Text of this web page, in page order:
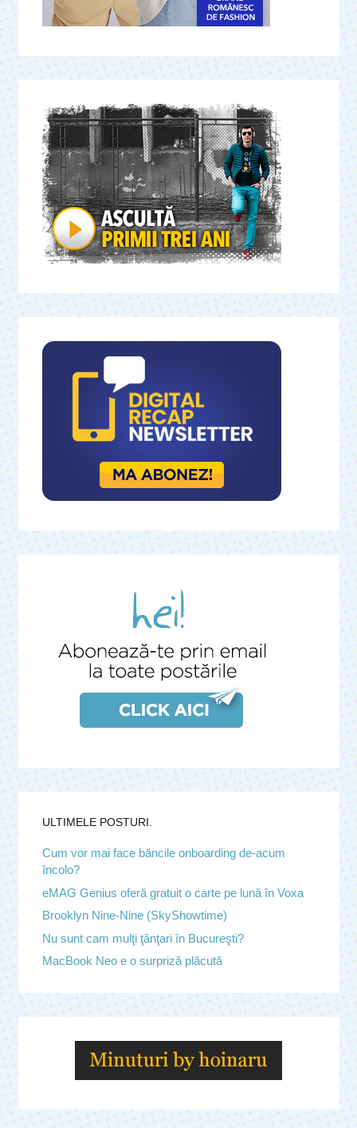
ULTIMELE POSTURI.
Cum vor mai face băncile onboarding de-acum
încolo?
eMAG Genius oferă gratuit o carte pe lună în Voxa
Brooklyn Nine-Nine (SkyShowtime)
Nu sunt cam mulţi ţânţari în Bucureşti?
MacBook Neo e o surpriză plăcută